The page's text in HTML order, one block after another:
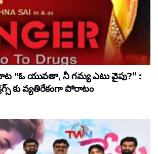
“ఓ యువతా, నీ గమ్య ఎటు వైపు?” :
కు వ్యతిరేకంగా పోరాటం